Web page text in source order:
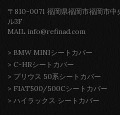
〒810-0071 福岡県福岡市福岡市
ル3F
MAIL info@refinad.com
> BMW MINIシートカバー
> C-HRシートカバー
> プリウス 50系シートカバー
> FIAT500/500Cシートカバー
> ハイラックス シートカバー